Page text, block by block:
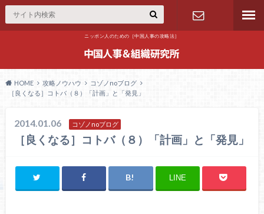
ニッポン人のための［中国人事の攻略法］
HOME 攻略ノウハウ
コゾノnoブログ
［良くなる］コトバ（８）「計画」と「発見」
2014.01.06 コゾノnoブログ
［良くなる］コトバ（８）「計画」と「発見」
LINE